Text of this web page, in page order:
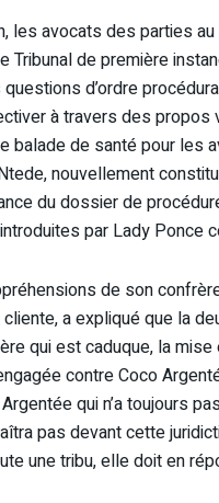
les avocats des parties
Tribunal de première
d’ordre
à travers des
balade de santé pour les
nouvellement
du dossier de
par Lady Ponce
de son
cliente, a expliqué que la
qui est caduque, la mise
contre Coco
qui n’a toujours
pas devant cette
une tribu, elle doit en